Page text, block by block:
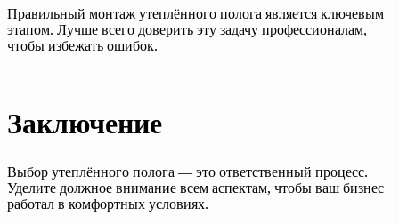
Правильный монтаж утеплённого полога является ключевым
этапом. Лучше всего доверить эту задачу профессионалам,
чтобы избежать ошибок.
Заключение
Выбор утеплённого полога — это ответственный процесс.
Уделите должное внимание всем аспектам, чтобы ваш бизнес
работал в комфортных условиях.